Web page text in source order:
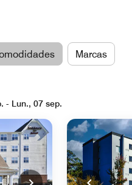
Marcas
- Lun., 07 sep.